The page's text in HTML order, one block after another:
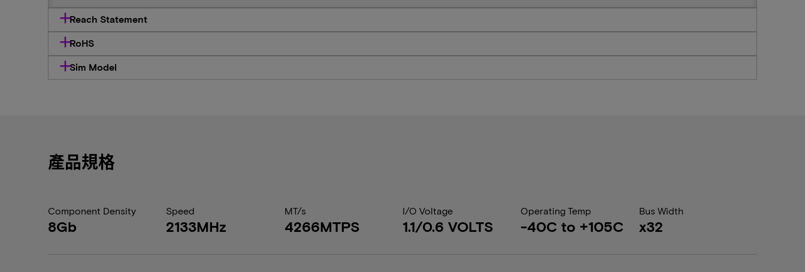
Reach Statement
RoHS
Sim Model
產品規格
Component Density
8Gb
Speed
2133MHz
MT/s
4266MTPS
I/O Voltage
1.1/0.6 VOLTS
Operating Temp
-40C to +105C
Bus Width
x32